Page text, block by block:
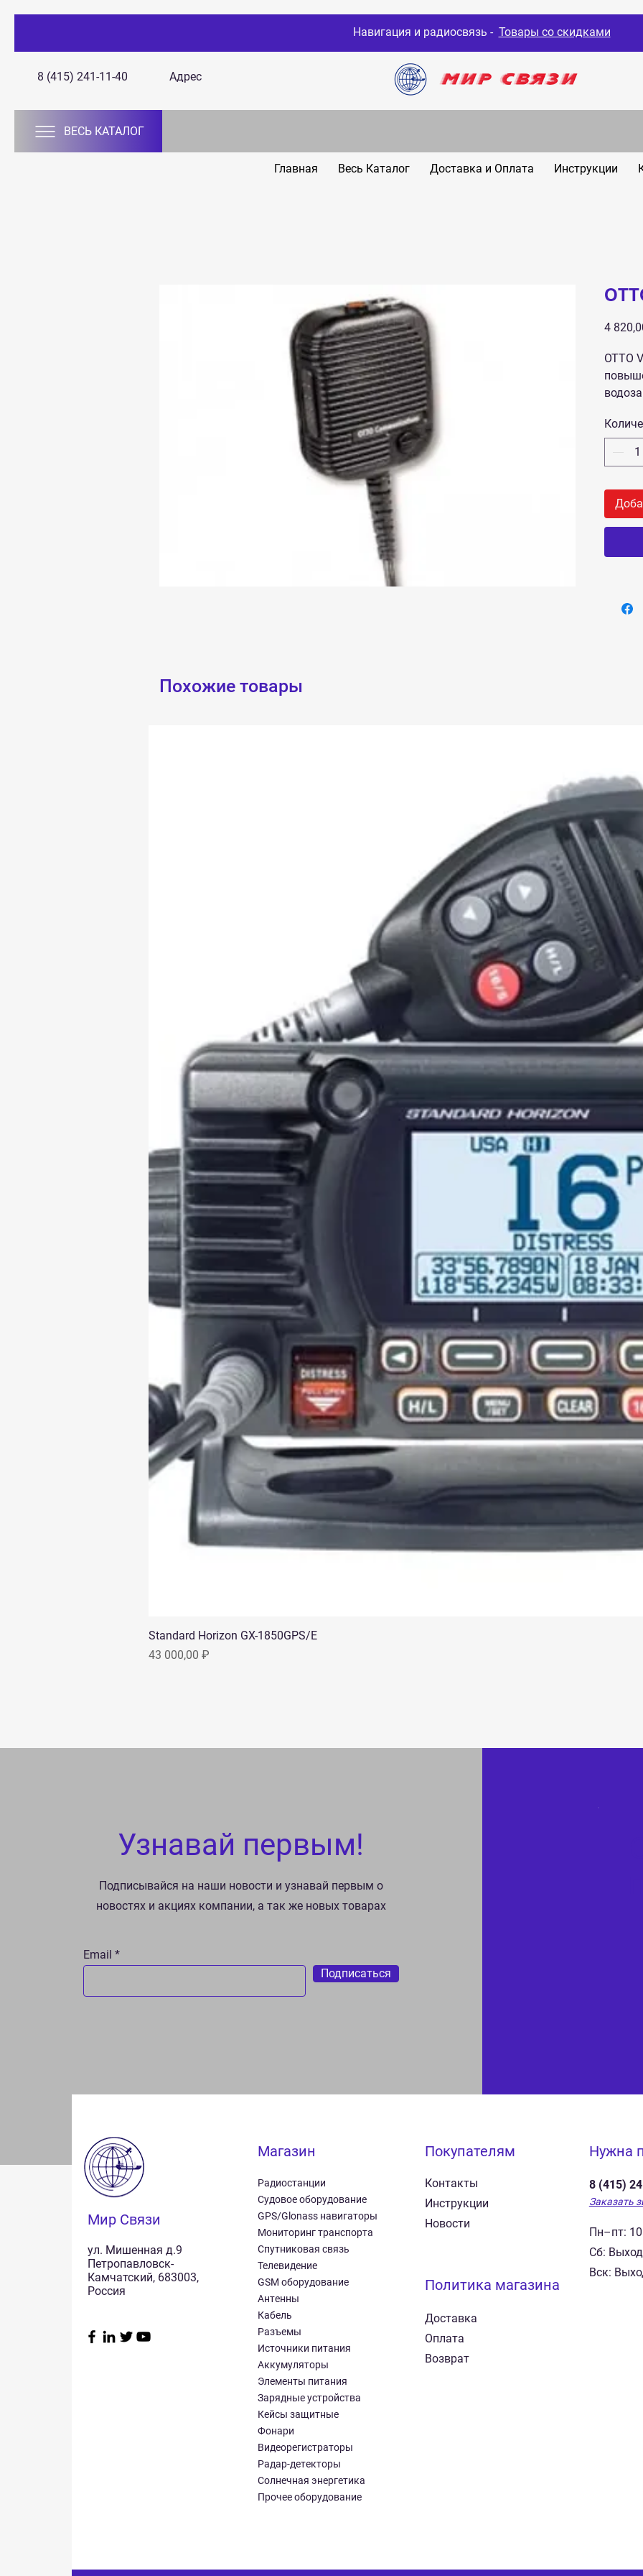
Навигация и радиосвязь - Товары со скидками
8 (415) 241-11-40 Адрес
ВЕСЬ КАТАЛОГ
Главная Весь Каталог Доставка и Оплата Инструкции
4
OTTO
IC-
Похожие товары
Standard Horizon GX-1850GPS/E
Цена
43 000,00 ₽
Узнавай первым!
Подписывайся на наши новости и узнавай первым о
новостях и акциях компании, а так же новых товарах
Email
Подписаться
Мир Связи
ул. Мишенная д.9
Петропавловск-
Камчатский, 683003,
Россия
Магазин
Радиостанции
Судовое оборудование
GPS/Glonass навигаторы
Мониторинг транспорта
Спутниковая связь
Телевидение
GSM оборудование
Антенны
Кабель
Разъемы
Источники питания
Аккумуляторы
Элементы питания
Зарядные устройства
Кейсы защитные
Фонари
Видеорегистраторы
Радар-детекторы
Солнечная энергетика
Прочее оборудование
Покупателям
Контакты
Инструкции
Новости
Политика магазина
Доставка
Оплата
Возврат
Нужна
8 (415)
Заказать
Пн–пт:
Сб:
Вск: